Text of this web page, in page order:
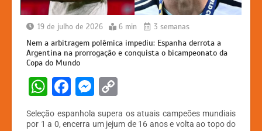
19 de julho de 2026 6 min 3 semanas
Nem a arbitragem polêmica impediu: Espanha derrota a
Argentina na prorrogação e conquista o bicampeonato da
Copa do Mundo
W
h
at
F
a
c
M
s
p
Seleção espanhola supera os atuais campeões mundiais
por 1 a 0, encerra um jejum de 16 anos e volta ao topo do